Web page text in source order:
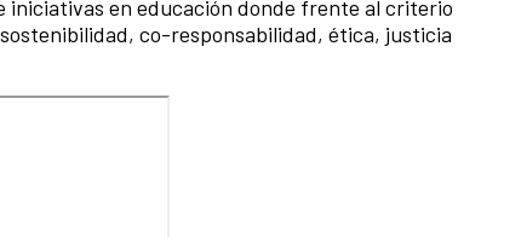
en educación donde frente al criterio
co-responsabilidad, ética, justicia